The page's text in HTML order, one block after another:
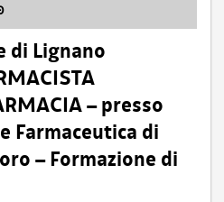
di Lignano
– presso
Farmaceutica di
– Formazione di